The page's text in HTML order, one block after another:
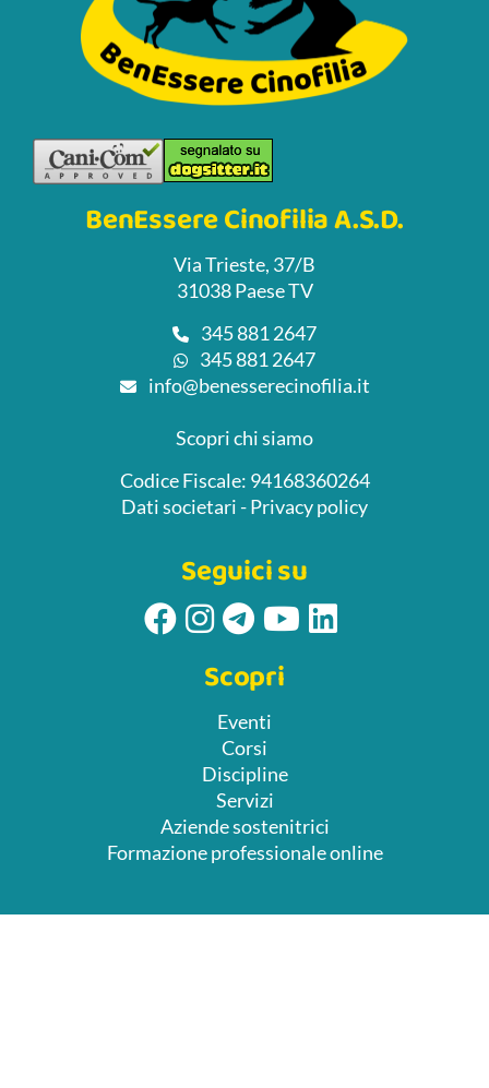
BenEssere Cinofilia A.S.D.
Via Trieste, 37/B
31038 Paese TV
345 881 2647
345 881 2647
info@benesserecinofilia.it
Scopri chi siamo
Codice Fiscale: 94168360264
Dati societari -Privacy policy
Seguici su
Scopri
Eventi
Corsi
Discipline
Servizi
Aziende sostenitrici
Formazione professionale online